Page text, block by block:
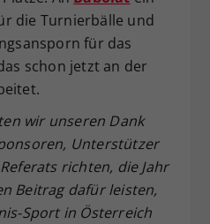
die Turnierbälle und
für das
schon jetzt an der
wir unseren Dank
Unterstützer
richten, die Jahr
Beitrag dafür leisten,
Sport in Österreich